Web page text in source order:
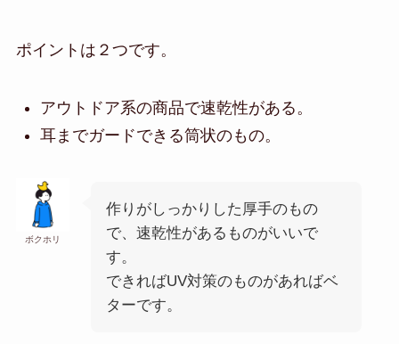
ポイントは２つです。
アウトドア系の商品で速乾性がある。
耳までガードできる筒状のもの。
ボクホリ
作りがしっかりした厚手のもの
で、速乾性があるものがいいで
す。
できればUV対策のものがあればベ
ターです。